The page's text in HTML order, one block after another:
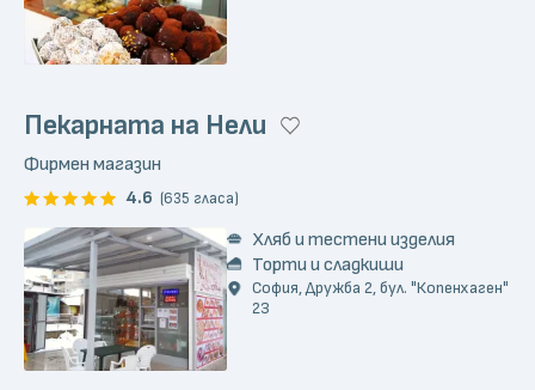
Пекарната на Нели
Фирмен магазин
4.6 (635 гласа)
Хляб и тестени изделия
Торти и сладкиши
София, Дружба 2, бул. "Копенхаген"
23